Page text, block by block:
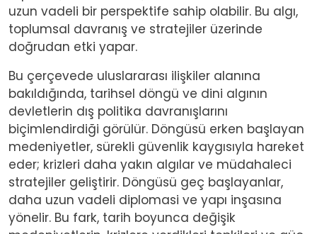
uzun vadeli bir perspektife sahip olabilir. Bu algı,
toplumsal davranış ve stratejiler üzerinde
doğrudan etki yapar.
Bu çerçevede uluslararası ilişkiler alanına
bakıldığında, tarihsel döngü ve dini algının
devletlerin dış politika davranışlarını
biçimlendirdiği görülür. Döngüsü erken başlayan
medeniyetler, sürekli güvenlik kaygısıyla hareket
eder; krizleri daha yakın algılar ve müdahaleci
stratejiler geliştirir. Döngüsü geç başlayanlar,
daha uzun vadeli diplomasi ve yapı inşasına
yönelir. Bu fark, tarih boyunca değişik